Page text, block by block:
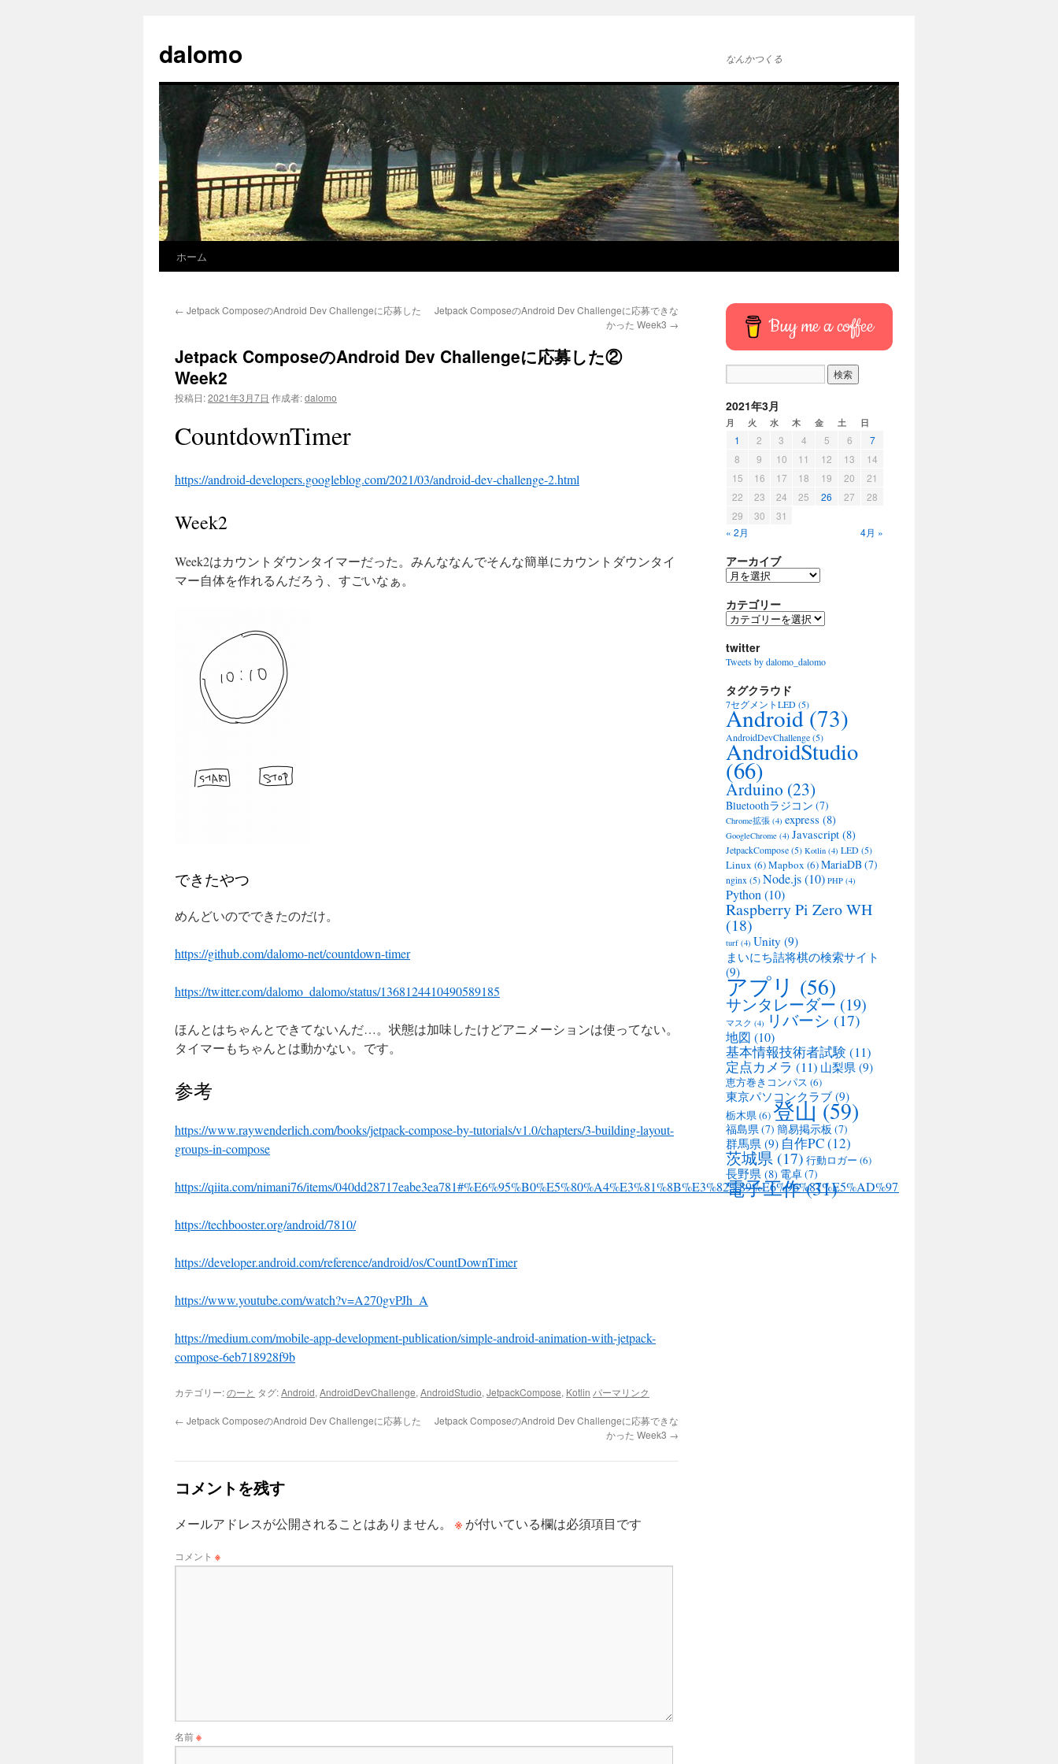
テ
ン
ス
キ
ッ
プ
dalomo なんかつくる
ホーム
← Jetpack ComposeのAndroid Dev Challengeに応募した
Jetpack ComposeのAndroid Dev Challengeに応募できな
かった Week3 →
Jetpack ComposeのAndroid Dev Challengeに応募した②
Week2
投稿日:2021年3月7日 作成者:dalomo
CountdownTimer
https://android-developers.googleblog.com/2021/03/android-dev-challenge-2.html
Week2
Week2はカウントダウンタイマーだった。みんななんでそんな簡単にカウントダウンタイ
マー自体を作れるんだろう、すごいなぁ。
できたやつ
めんどいのでできたのだけ。
https://github.com/dalomo-net/countdown-timer
https://twitter.com/dalomo_dalomo/status/1368124410490589185
ほんとはちゃんとできてないんだ…。状態は加味したけどアニメーションは使ってない。
タイマーもちゃんとは動かない。です。
参考
https://www.raywenderlich.com/books/jetpack-compose-by-tutorials/v1.0/chapters/3-building-layout-
groups-in-compose
https://qiita.com/nimani76/items/040dd28717eabe3ea781#%E6%95%B0%E5%80%A4%E3%81%8B%E3%82%89%E6%96%87%E5%AD%97%E5%88%97
https://techbooster.org/android/7810/
https://developer.android.com/reference/android/os/CountDownTimer
https://www.youtube.com/watch?v=A270gvPJh_A
https://medium.com/mobile-app-development-publication/simple-android-animation-with-jetpack-
compose-6eb718928f9b
カテゴリー:のーと タグ:Android, AndroidDevChallenge, AndroidStudio, JetpackCompose, Kotlin パーマリンク
← Jetpack ComposeのAndroid Dev Challengeに応募した
Jetpack ComposeのAndroid Dev Challengeに応募できな
かった Week3 →
コメントを残す
メールアドレスが公開されることはありません。 ※ が付いている欄は必須項目です
コメント ※
名前※
Buy me a coffee
2021年3月
月 火 水 木 金 土 日
1 2 3 4 5 6
7
8
9 10 11 12 13
14
15
16 17 18 19 20
21
22
23 24 25 26 27
28
29
30
31
« 2月
4月 »
アーカイブ
ア
カ
イ
カテゴリー
カ
ゴ
リ
twitter
Tweets by dalomo_dalomo
タグクラウド
7セグメントLED(5)
Android(73)
AndroidDevChallenge(5)
AndroidStudio
(66)
Arduino (23)
Bluetoothラジコン (7)
Chrome拡張 (4) express (8)
GoogleChrome (4) Javascript (8)
JetpackCompose(5) Kotlin (4) LED(5)
Linux (6)Mapbox (6)MariaDB(7)
nginx (5)Node.js(10) PHP (4)
Python(10)
Raspberry Pi Zero WH
(18)
turf (4) Unity (9)
まいにち詰将棋の検索サイト
(9)
アプリ (56)
サンタレーダー (19)
マスク (4) リバーシ (17)
地図 (10)
基本情報技術者試験 (11)
定点カメラ (11) 山梨県 (9)
恵方巻きコンパス (6)
東京パソコンクラブ (9)
栃木県(6)登山 (59)
福島県(7) 簡易掲示板 (7)
群馬県 (9) 自作PC(12)
茨城県 (17) 行動ロガー (6)
長野県 (8) 電卓(7)
電子工作(31)